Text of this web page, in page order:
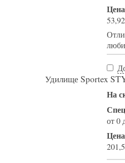
Удилище Sportex
На
от 0